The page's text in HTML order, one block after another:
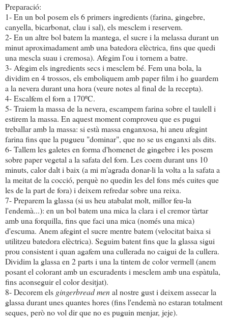
Preparació:
1- En un bol posem els 6 primers ingredients (farina, gingebre,
canyella, bicarbonat, clau i sal), els mesclem i reservem.
2- En un altre bol batem la mantega, el sucre i la melassa durant un
minut aproximadament amb una batedora elèctrica, fins que quedi
una mescla suau i cremosa). Afegim l'ou i tornem a batre.
3- Afegim els ingredients secs i mesclem bé. Fem una bola, la
dividim en 4 trossos, els emboliquem amb paper film i ho guardem
a la nevera durant una hora (veure notes al final de la recepta).
4- Escalfem el forn a 170ºC.
5- Traiem la massa de la nevera, escampem farina sobre el taulell i
estirem la massa. En aquest moment comproveu que es pugui
treballar amb la massa: si està massa enganxosa, hi aneu afegint
farina fins que la pugueu "dominar", que no se us enganxi als dits.
6- Tallem les galetes en forma d'homenet de gingebre i les posem
sobre paper vegetal a la safata del forn. Les coem durant uns 10
minuts, calor dalt i baix (a mi m'agrada donar-li la volta a la safata a
la meitat de la cocció, perquè no quedin les del fons més cuites que
les de la part de fora) i deixem refredar sobre una reixa.
7- Preparem la glassa (si us heu atabalat molt, millor feu-la
l'endemà...): en un bol batem una mica la clara i el cremor tàrtar
amb una forquilla, fins que faci una mica (només una mica)
d'escuma. Anem afegint el sucre mentre batem (velocitat baixa si
utilitzeu batedora elèctrica). Seguim batent fins que la glassa sigui
prou consistent i quan agafem una cullerada no caigui de la cullera.
Dividim la glassa en 2 parts i una la tintem de color vermell (anem
posant el colorant amb un escuradents i mesclem amb una espàtula,
fins aconseguir el color desitjat).
8- Decorem els gingerbread menal nostre gust i deixem assecar la
glassa durant unes quantes hores (fins l'endemà no estaran totalment
seques, però no vol dir que no es puguin menjar, jeje).